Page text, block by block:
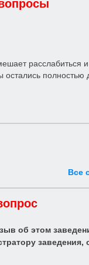
расслабиться
полностью
Все
об этом
заведения,